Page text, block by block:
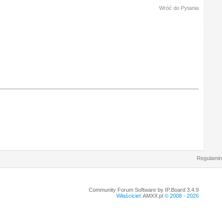
Wróć do Pytania
Regulamin
Community Forum Software by IP.Board 3.4.9
Właściciel: AMXX.pl© 2008 - 2026